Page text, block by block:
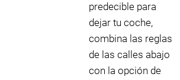
predecible para
dejar tu coche,
combina las reglas
de las calles abajo
con la opción de